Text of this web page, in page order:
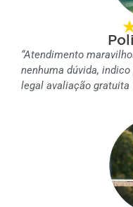
“Atendimento
nenhuma dúvida,
legal avaliação gratuita